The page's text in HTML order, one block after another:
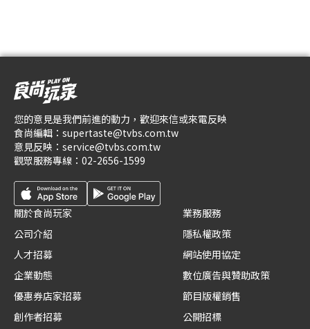
您的意見是我們前進的動力，歡迎來信或來電反映
食尚編輯： supertaste@tvbs.com.tw
意見反映： service@tvbs.com.tw
觀眾服務專線： 02-2656-1599
關於食尚玩家
公司介紹
人才招募
企業動態
優惠券店家招募
創作者招募
業務服務
隱私權政策
網站使用協定
數位廣告與贊助政策
節目版權銷售
公開招標